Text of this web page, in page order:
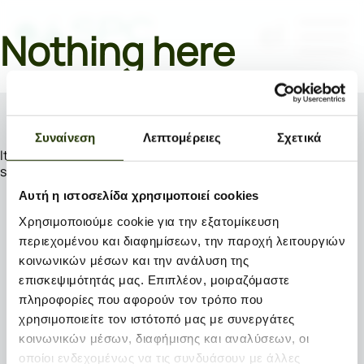
Συναίνεση Λεπτομέρειες Σχετικά
Αυτή η ιστοσελίδα χρησιμοποιεί cookies
Χρησιμοποιούμε cookie για την εξατομίκευση
περιεχομένου και διαφημίσεων, την παροχή λειτουργιών
κοινωνικών μέσων και την ανάλυση της
επισκεψιμότητάς μας. Επιπλέον, μοιραζόμαστε
πληροφορίες που αφορούν τον τρόπο που
χρησιμοποιείτε τον ιστότοπό μας με συνεργάτες
κοινωνικών μέσων, διαφήμισης και αναλύσεων, οι
οποίοι ενδεχομένως να τις συνδυάσουν με άλλες
Nothing here
It seems we can’t find what you’re looking for. Perhaps
searching can help.